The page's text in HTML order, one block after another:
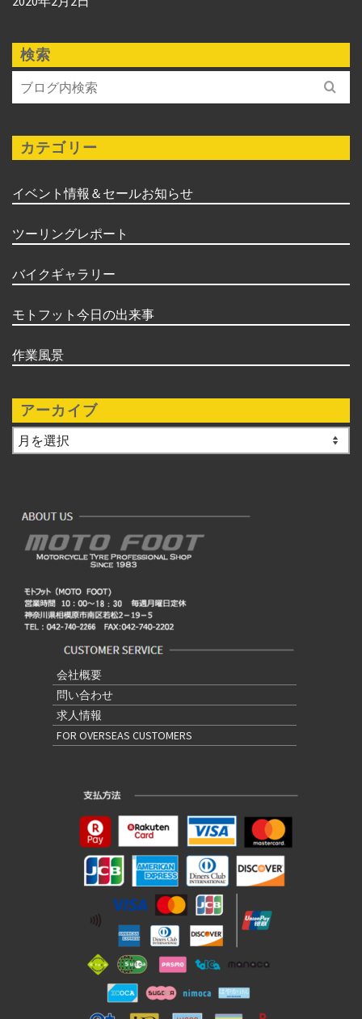
検索
Search
for:
カテゴリー
イベント情報＆セールお知らせ
ツーリングレポート
バイクギャラリー
モトフット今日の出来事
作業風景
アーカイブ
会社概要
問い合わせ
求人情報
FOR OVERSEAS CUSTOMERS